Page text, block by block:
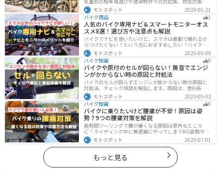
解説します。実は駐車場の種類やマナーを押さえるだけ
で快適なバイクライフが実現可能です。記事を読み駐車
場探しのコツをぜひチェックしてください。
モトスポット
2025-01-21
バイク用品
1
人気のバイク専用ナビ＆スマートモニターオス
スメ8選！選び方や注意点も解説
バイクでナビを使いたいけど、スマホは振動で壊れるか
らつけたくない！という方におすすめしたい「バイク専
用ナビ」と「スマートモニター」をまとめてご紹介しま
す。専用ナビなら耐久性もあり、オフラインでも使える
ので安心です。スマートモニターは、スマホと連動させ
てスマホの機能をそのまま利用できます。ドラレコや死
角警告、駐車場の振動検知など様々な便利機能も搭載さ
れています。
モトスポット
2025-05-09
バイク知識
0
バイクや原付のセルが回らない！無音でエンジ
ンがかからない時の原因と対処法
バイクのセルが回らずエンジンが掛からない時の原因と
対処法、チェック項目を解説します。原因は、燃料系・
電装系・その他に分かれますが、バッテリー上がりが原
因であることが多いです。その場合、押しがけやバッテ
リー復旧サービスなどを活用しましょう。事前にできる
対処準備についても解説します。
モトスポット
2023-05-02
バイク知識
0
バイクに乗りたいけど腰痛が不安！原因は姿
勢？9つの腰痛対策を解説
長時間ツーリングで腰が痛くなる原因は意外なところ
に！ライディング中に無意識にやってしまうNG姿勢や体
への負担、今すぐ見直せる予防・対策法をわかりやすく
解説。腰痛対策に効果的な便利アイテムも紹介し、快適
で楽しいツーリングをサポートします。
モトスポット 2025-07-01
もっと見る